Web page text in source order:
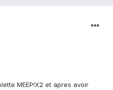
MEEP!X2 et apres avoir